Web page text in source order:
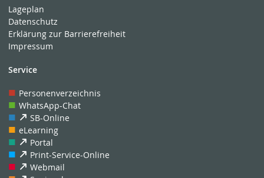
Lageplan
Datenschutz
Erklärung zur Barrierefreiheit
Impressum
Service
Personenverzeichnis
WhatsApp-Chat
SB-Online
eLearning
Portal
Print-Service-Online
Webmail